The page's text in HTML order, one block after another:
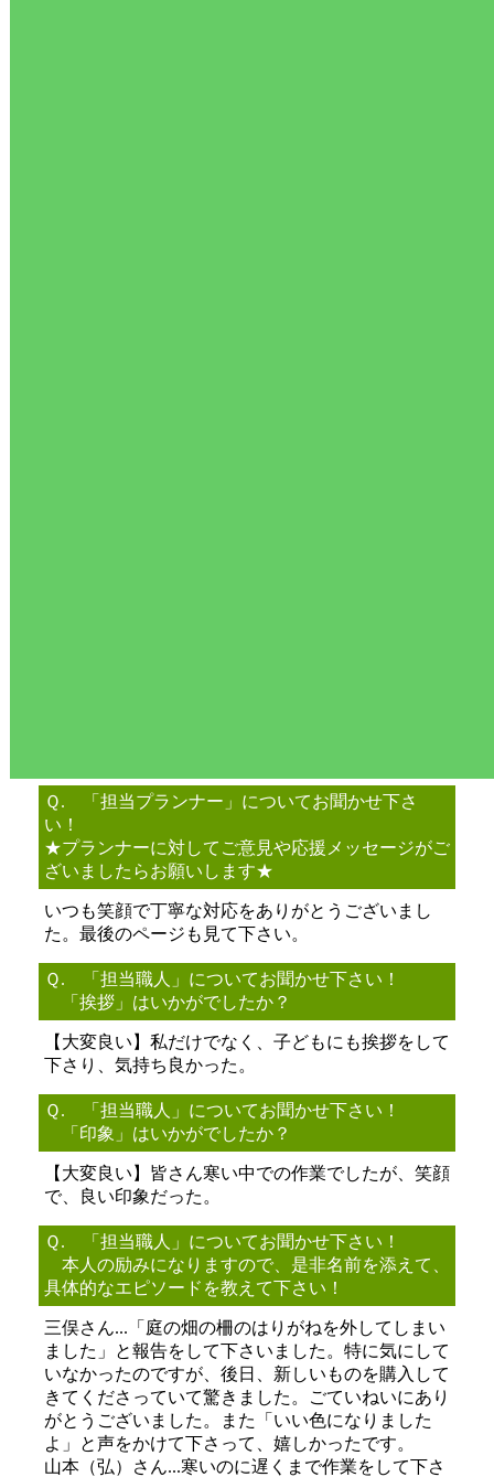
Ｑ. 「担当プランナー」についてお聞かせ下さ
い！
★プランナーに対してご意見や応援メッセージがご
ざいましたらお願いします★
いつも笑顔で丁寧な対応をありがとうございまし
た。最後のページも見て下さい。
Ｑ. 「担当職人」についてお聞かせ下さい！
「挨拶」はいかがでしたか？
【大変良い】私だけでなく、子どもにも挨拶をして
下さり、気持ち良かった。
Ｑ.
「担当職人」についてお聞かせ下さい！
「印象」はいかがでしたか？
【大変良い】皆さん寒い中での作業でしたが、笑顔
で、良い印象だった。
Ｑ.
「担当職人」についてお聞かせ下さい！
本人の励みになりますので、是非名前を添えて、
具体的なエピソードを教えて下さい！
三俣さん...「庭の畑の柵のはりがねを外してしまい
ました」と報告をして下さいました。特に気にして
いなかったのですが、後日、新しいものを購入して
きてくださっていて驚きました。ごていねいにあり
がとうございました。また「いい色になりました
よ」と声をかけて下さって、嬉しかったです。
山本（弘）さん...寒いのに遅くまで作業をして下さ